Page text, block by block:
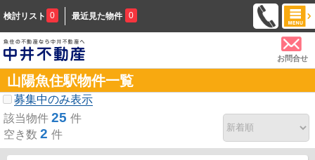
検討リスト 0 最近見た物件 0
お問合せ
山陽魚住駅物件一覧
募集中のみ表示
該当物件 25 件
空き数 2 件